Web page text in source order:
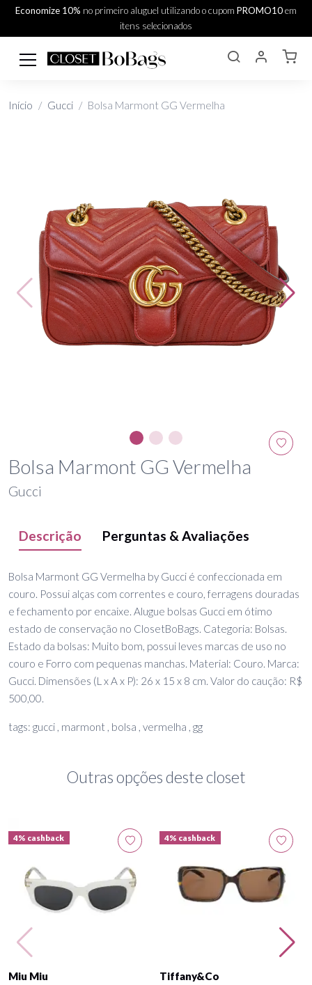
Economize 10% no primeiro aluguel utilizando o cupom PROMO10em
itens selecionados
Início Gucci Bolsa Marmont GG Vermelha
Bolsa Marmont GG Vermelha
Gucci
Descrição Perguntas & Avaliações
Bolsa Marmont GG Vermelha by Gucci é confeccionada em
couro. Possui alças com correntes e couro, ferragens douradas
e fechamento por encaixe. Alugue bolsas Gucci em ótimo
estado de conservação no ClosetBoBags. Categoria: Bolsas.
Estado da bolsas: Muito bom, possui leves marcas de uso no
couro e Forro com pequenas manchas. Material: Couro. Marca:
Gucci. Dimensões (L x A x P): 26 x 15 x 8 cm. Valor do caução: R$
500,00.
tags: gucci , marmont , bolsa , vermelha , gg
Outras opções deste closet
4% cashback
Miu Miu
4% cashback
Tiffany&Co